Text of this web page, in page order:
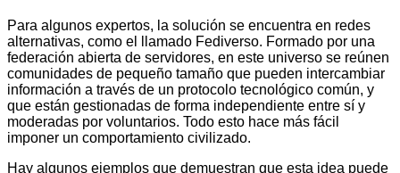
Para algunos expertos, la solución se encuentra en redes
alternativas, como el llamado Fediverso. Formado por una
federación abierta de servidores, en este universo se reúnen
comunidades de pequeño tamaño que pueden intercambiar
información a través de un protocolo tecnológico común, y
que están gestionadas de forma independiente entre sí y
moderadas por voluntarios. Todo esto hace más fácil
imponer un comportamiento civilizado.
Hay algunos ejemplos que demuestran que esta idea puede